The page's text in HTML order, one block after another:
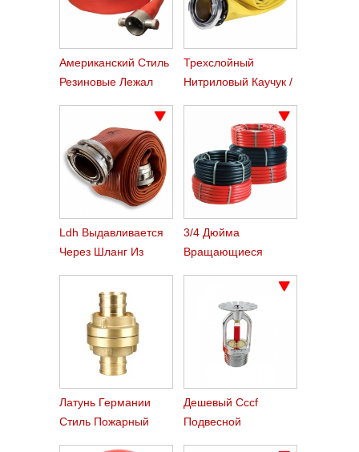
Американский Стиль
Резиновые Лежал
Трехслойный
Нитриловый Каучук /
Ldh Выдавливается
Через Шланг Из
3/4 Дюйма
Вращающиеся
Латунь Германии
Стиль Пожарный
Дешевый Cccf
Подвесной